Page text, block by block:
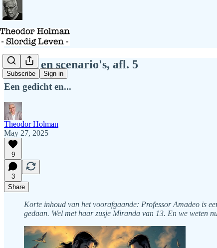
Subscribe Sign in
Scènes en scenario's, afl. 5
Een gedicht en...
Theodor Holman
May 27, 2025
9
3
Share
Korte inhoud van het voorafgaande: Professor Amadeo is
gedaan. Wel met haar zusje Miranda van 13. En we weten